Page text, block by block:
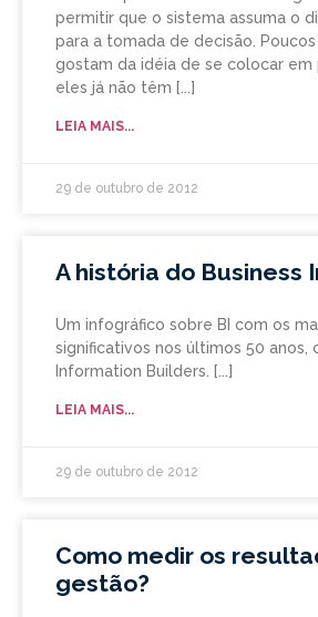
permitir que o sistema assuma o
para a tomada de decisão.
gostam da idéia de se colocar em
eles já não têm
LEIA MAIS...
29 de outubro de 2012
A história do Business
Um infográfico sobre BI com os
significativos nos últimos 50 anos,
Information Builders.
LEIA MAIS...
29 de outubro de 2012
Como medir os
gestão?